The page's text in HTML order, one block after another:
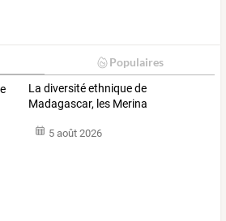
Populaires
La diversité ethnique de
Madagascar, les Merina
5 août 2026